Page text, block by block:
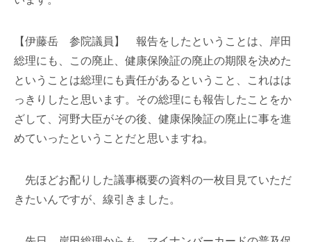
【伊藤岳 参院議員】 報告をしたということは、岸田
総理にも、この廃止、健康保険証の廃止の期限を決めた
ということは総理にも責任があるということ、これはは
っきりしたと思います。その総理にも報告したことをか
ざして、河野大臣がその後、健康保険証の廃止に事を進
めていったということだと思いますね。
先ほどお配りした議事概要の資料の一枚目見ていただ
きたいんですが、線引きました。